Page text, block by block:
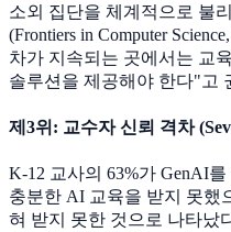
소외 집단을 체계적으로 불
(Frontiers in Computer
차가 지속되는 곳에서는 교
솔루션을 제공해야 한다"고
제3위: 교수자 신뢰 격차
K-12 교사의 63%가 GenAI
충분한 AI 교육을 받지 못했
혀 받지 못한 것으로 나타났